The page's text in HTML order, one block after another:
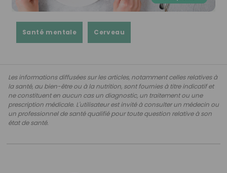
Santé mentale Cerveau
Les informations diffusées sur les articles, notamment celles relatives à
la santé, au bien-être ou à la nutrition, sont fournies à titre indicatif et
ne constituent en aucun cas un diagnostic, un traitement ou une
prescription médicale. L'utilisateur est invité à consulter un médecin ou
un professionnel de santé qualifié pour toute question relative à son
état de santé.